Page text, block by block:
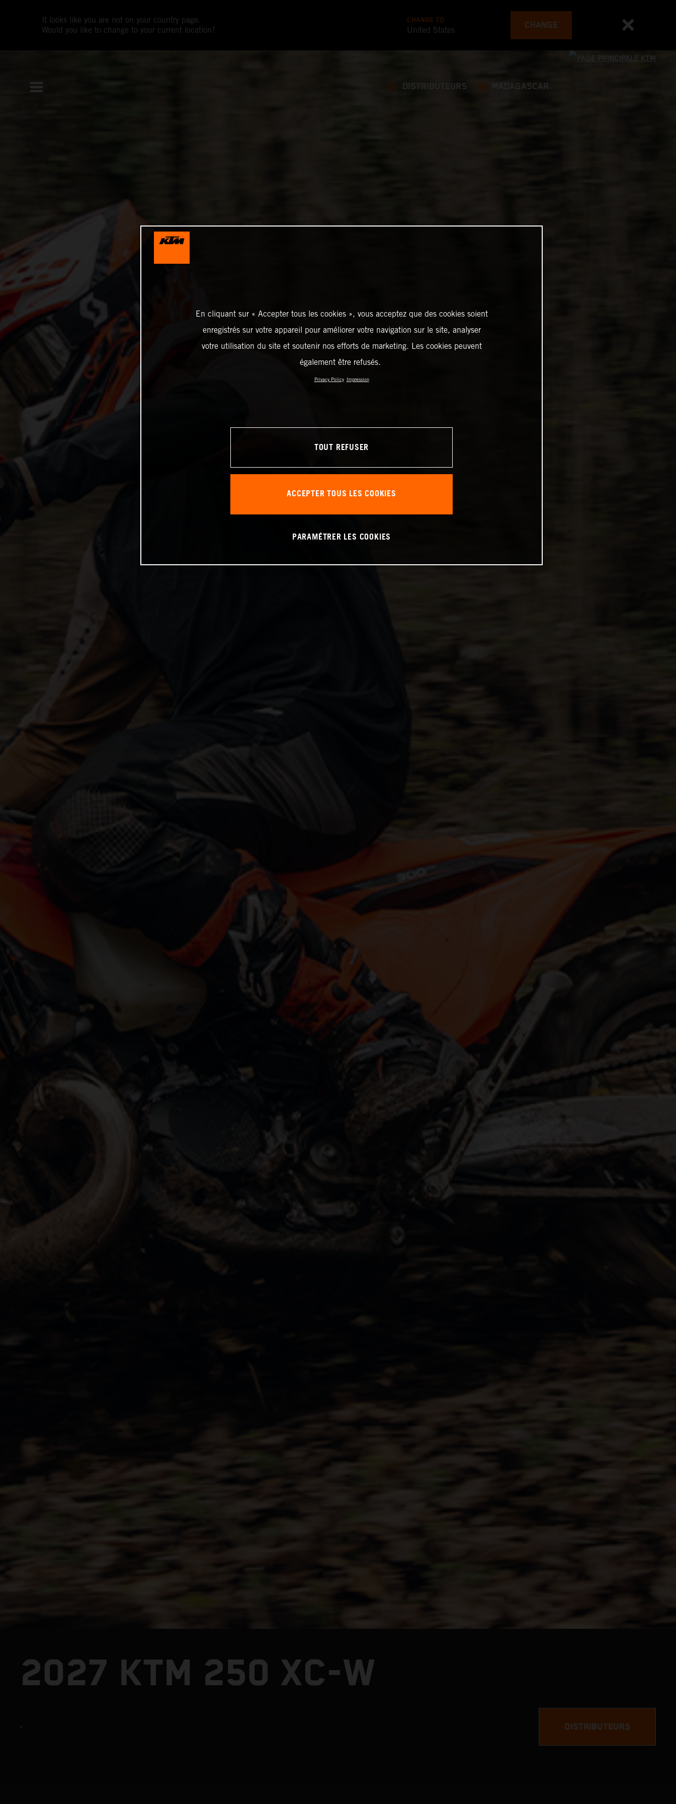
It looks like you are not on your country page.
Would you like to change to your current location?
CHANGE TO
United States CHANGE
DISTRIBUTEURS MADAGASCAR
2027 KTM 250 XC-W
DISTRIBUTEURS
En cliquant sur « Accepter tous les cookies », vous acceptez que des cookies soient
enregistrés sur votre appareil pour améliorer votre navigation sur le site, analyser
votre utilisation du site et soutenir nos efforts de marketing. Les cookies peuvent
également être refusés.
Privacy Policy Impression
TOUT REFUSER
ACCEPTER TOUS LES COOKIES
PARAMÉTRER LES COOKIES